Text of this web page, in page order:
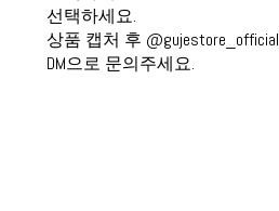
선택하세요.
상품 캡처 후 @gujestore_official
DM으로 문의주세요.